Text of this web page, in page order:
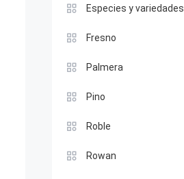
Especies y variedades
Fresno
Palmera
Pino
Roble
Rowan